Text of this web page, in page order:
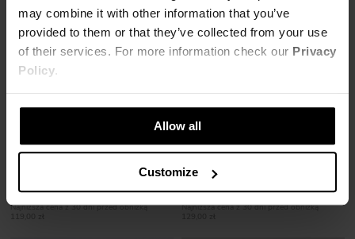
may combine it with other information that you’ve
provided to them or that they’ve collected from your use
of their services. For more information check our Privacy
Policy.
Allow all
Customize
239,00 zł -60%
Najniższa cena z 30 dni przed obniżką
103,00 zł
259,00 zł -60%
Najniższa cena z 30 dni przed obniżką